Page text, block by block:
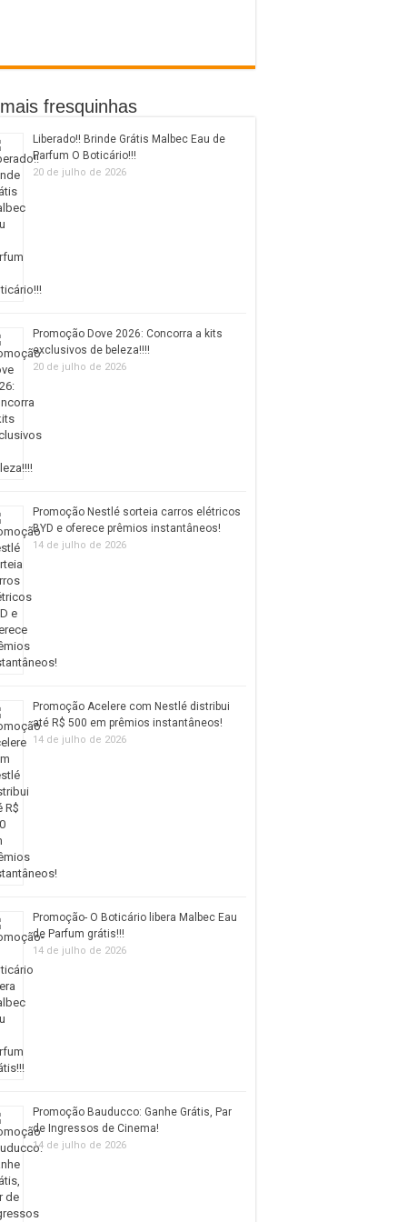
fresquinhas
Liberado!! Brinde Grátis Malbec Eau de
Parfum O Boticário!!!
20 de julho de 2026
Promoção Dove 2026: Concorra a kits
exclusivos de beleza!!!!
20 de julho de 2026
Promoção Nestlé sorteia carros elétricos
BYD e oferece prêmios instantâneos!
14 de julho de 2026
Promoção Acelere com Nestlé distribui
até R$ 500 em prêmios instantâneos!
14 de julho de 2026
Promoção- O Boticário libera Malbec Eau
de Parfum grátis!!!
14 de julho de 2026
Promoção Bauducco: Ganhe Grátis, Par
de Ingressos de Cinema!
14 de julho de 2026